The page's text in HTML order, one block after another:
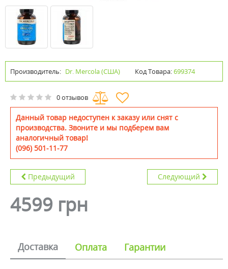
Производитель: Dr. Mercola (США) Код Товара:699374
0 отзывов
Данный товар недоступен к заказу или снят с
производства. Звоните и мы подберем вам
аналогичный товар!
(096) 501-11-77
Предыдущий Следующий
4599 грн
Доставка Оплата Гарантии